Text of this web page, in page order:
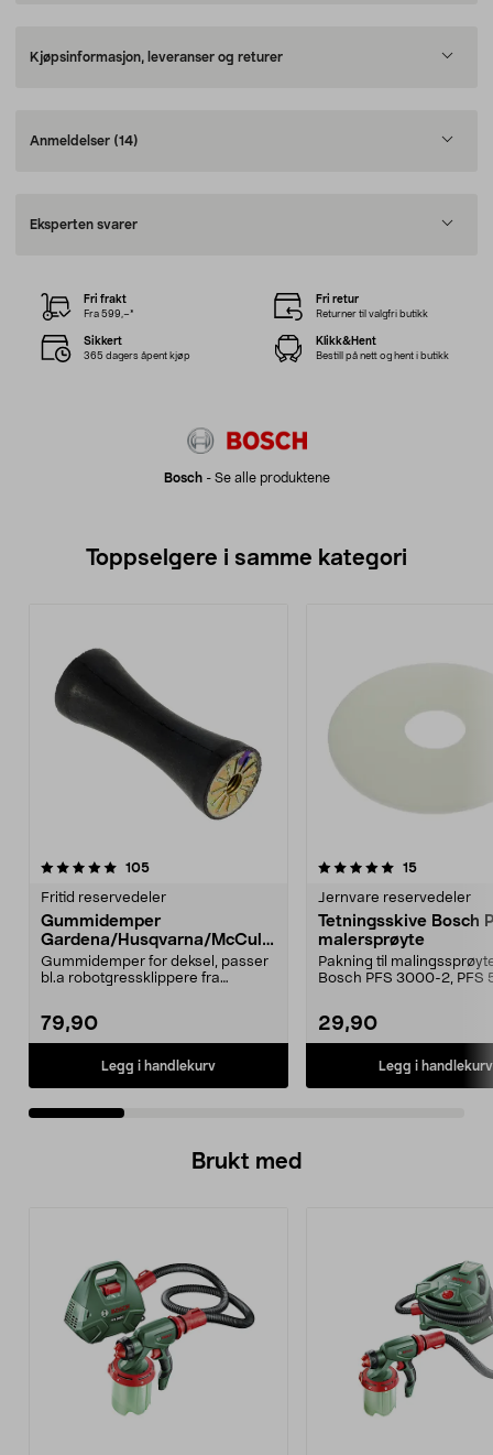
Kjøpsinformasjon, leveranser og returer
Anmeldelser (14)
Eksperten svarer
Bosch- Se alle produktene
Fri frakt
Fra 599,–*
Fri retur
Returner til valgfri butikk
Sikkert
365 dagers åpent kjøp
Klikk&Hent
Bestill på nett og hent i butikk
Toppselgere i samme kategori
105anmeldelser
Fritid reservedeler
Gummidemper
Gardena/Husqvarna/McCullo
ch/Flymo
Gummidemper for deksel, passer
bl.a robotgressklippere fra
79,90
Legg i handlekurv
5.0 av 5 stjerner 15anmeldelser
Jernvare reservedeler
Tetningsskive Bosch
malersprøyte
Pakning til
Bosch PFS 3000-2, PFS
29,90
Legg i handlekurv
4.5 av 5 stjerner
Brukt med